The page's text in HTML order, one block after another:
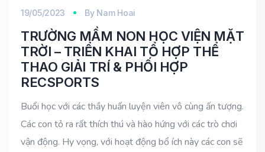
19/05/2023 By Nam Hoai
TRƯỜNG MẦM NON HỌC VIỆN MẶT
TRỜI – TRIỂN KHAI TỔ HỢP THỂ
THAO GIẢI TRÍ & PHỐI HỢP
RECSPORTS
Buổi học với các thầy huấn luyện viên vô cùng ấn tượng.
Các con tỏ ra rất thích thú và hào hứng với các trò chơi
vận động. Hy vọng, với hoạt động bổ ích này các con sẽ